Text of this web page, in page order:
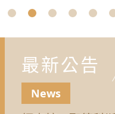
最新公告
News